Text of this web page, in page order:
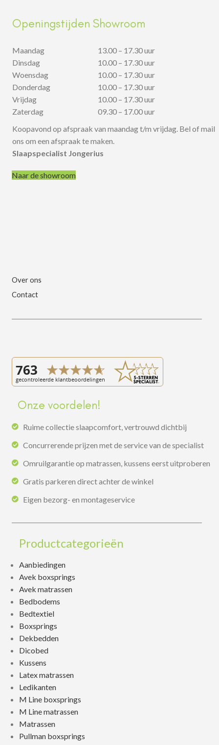
Openingstijden Showroom
Maandag
Dinsdag
Woensdag
Donderdag
Vrijdag
Zaterdag
13.00 – 17.30 uur
10.00 – 17.30 uur
10.00 – 17.30 uur
10.00 – 17.30 uur
10.00 – 17.30 uur
09.30 – 17.00 uur
Koopavond op afspraak van maandag t/m vrijdag. Bel of mail
ons om een afspraak te maken.
Slaapspecialist Jongerius
Naar de showroom
Over ons
Contact
Onze voordelen!
Ruime collectie slaapcomfort, vertrouwd dichtbij
Concurrerende prijzen met de service van de specialist
Omruilgarantie op matrassen, kussens eerst uitproberen
Gratis parkeren direct achter de winkel
Eigen bezorg- en montageservice
Productcategorieën
Aanbiedingen
Avek boxsprings
Avek matrassen
Bedbodems
Bedtextiel
Boxsprings
Dekbedden
Dicobed
Kussens
Latex matrassen
Ledikanten
M Line boxsprings
M Line matrassen
Matrassen
Pullman boxsprings